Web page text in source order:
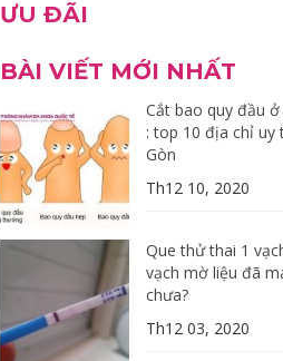
ƯU ĐÃI
BÀI VIẾT MỚI NHẤT
Cắt bao quy đầu
: top 10 địa chỉ uy
Gòn
Th12 10, 2020
Que thử thai 1
vạch mờ liệu đã
chưa?
Th12 03, 2020